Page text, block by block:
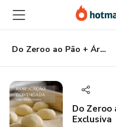
para
conteúdo
principal
para
pagamento
para
rodapé
Do Zeroo ao Pão + Área de Membros Exclusiva
Do Zeroo
Exclusiva